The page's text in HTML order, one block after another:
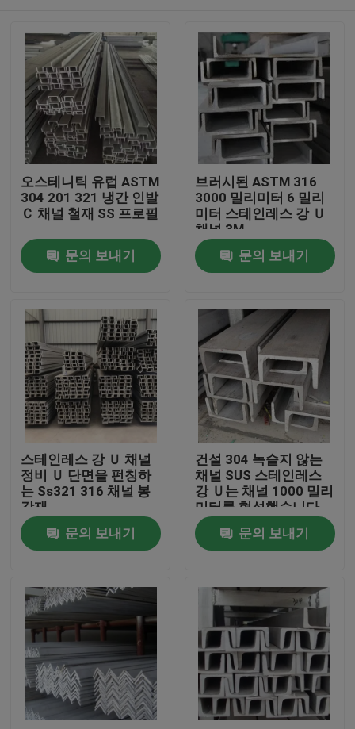
홈
제품 소개
동영상
회사 소개
공장 투어
품질 관리
견적 요청
스테인리스강 코일
냉연 강판 코일
오스테니틱 유럽 ASTM
304 201 321 냉간 인발
Ｃ 채널 철재 SS 프로필
문의 보내기
브러시된 ASTM 316
3000 밀리미터 6 밀리
미터 스테인레스 강 Ｕ
채널 3M
문의 보내기
스테인레스 강 Ｕ 채널
정비 Ｕ 단면을 펀칭하
는 Ss321 316 채널 봉
강재
문의 보내기
건설 304 녹슬지 않는
채널 SUS 스테인레스
강 Ｕ는 채널 1000 밀리
미터를 형성했습니다
문의 보내기